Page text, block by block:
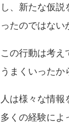
し、新たな仮
ったのではない
この行動は考え
うまくいった
人は様々な情報
多くの経験によ